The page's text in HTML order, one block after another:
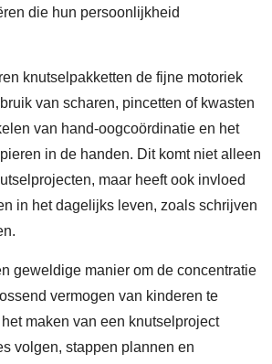
die hun persoonlijkheid
knutselpakketten de fijne motoriek
van scharen, pincetten of kwasten
van hand-oogcoördinatie en het
in de handen. Dit komt niet alleen
maar heeft ook invloed
in het dagelijks leven, zoals schrijven
geweldige manier om de concentratie
vermogen van kinderen te
maken van een knutselproject
volgen, stappen plannen en